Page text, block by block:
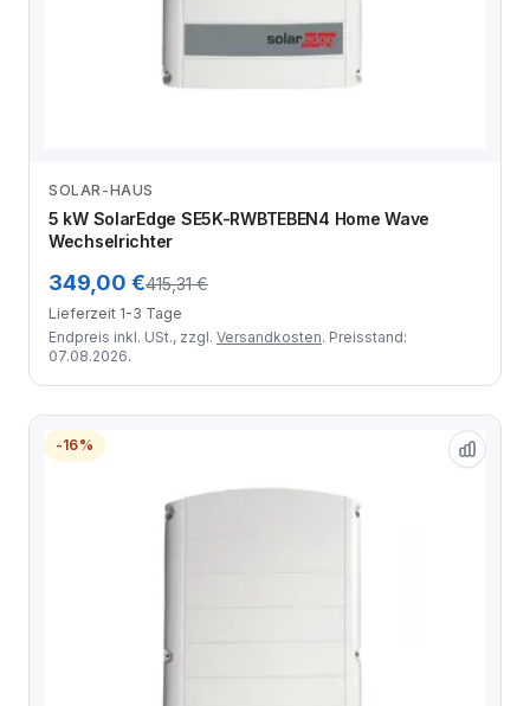
SOLAR-HAUS
5 kW SolarEdge SE5K-RWBTEBEN4 Home Wave
Wechselrichter
349,00 €415,31 €
Lieferzeit 1-3 Tage
Endpreis inkl. USt., zzgl. Versandkosten. Preisstand:
07.08.2026.
-16%